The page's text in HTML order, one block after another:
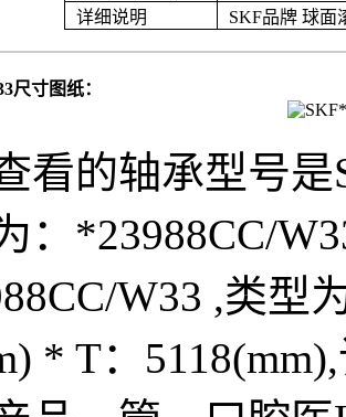
详细说明
SKF品牌 球面
尺寸图纸：
看的轴承型号
：*23988CC/
W33 ,类型
* T：